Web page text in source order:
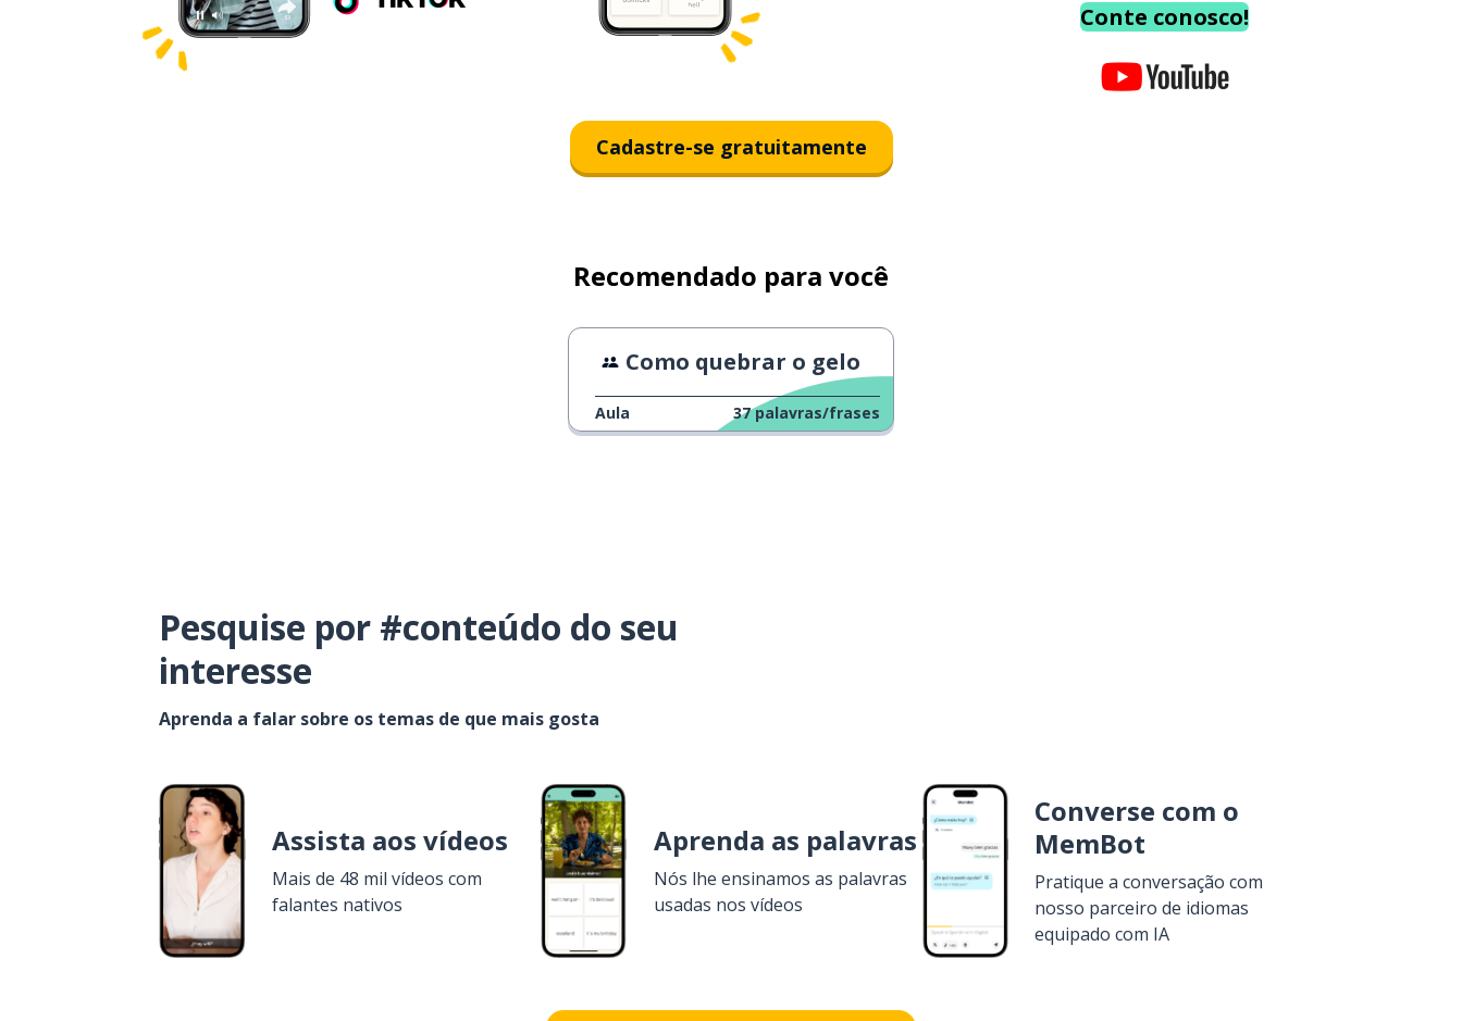
Conte conosco!
Cadastre-se gratuitamente
Recomendado para você
Como quebrar o gelo
Aula 37 palavras/frases
Pesquise por #conteúdo do seu
interesse
Aprenda a falar sobre os temas de que mais gosta
Assista aos vídeos
Mais de 48 mil vídeos com
falantes nativos
Aprenda as palavras
Nós lhe ensinamos as palavras
usadas nos vídeos
Converse com o
MemBot
Pratique a conversação com
nosso parceiro de idiomas
equipado com IA